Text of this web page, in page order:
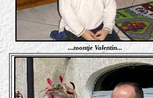
...zoontje Valentin...